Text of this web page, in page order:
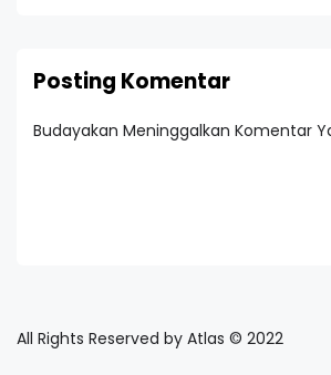
Posting Komentar
Budayakan Meninggalkan Komentar
All Rights Reserved by Atlas © 2022